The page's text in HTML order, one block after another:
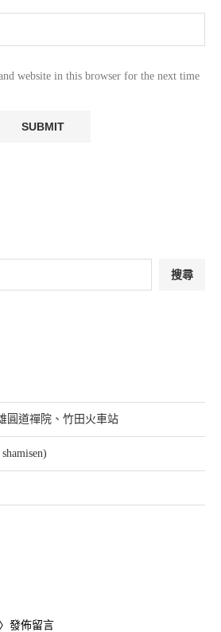
website in this browser for the next time
搜尋
圓道禪院、竹田火車站
〉發佈留言